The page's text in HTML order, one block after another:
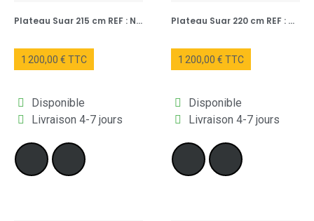
Plateau Suar 215 cm REF : NUM239-215
1 200,00 € TTC
Disponible
Livraison 4-7 jours
Plateau Suar 220 cm REF : NUM12-220
1 200,00 € TTC
Disponible
Livraison 4-7 jours